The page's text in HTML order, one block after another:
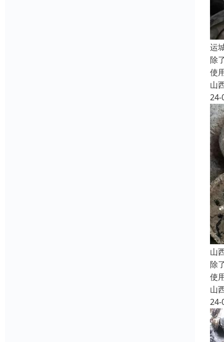
运
除
使
山
24-
山
除
使
山
24-